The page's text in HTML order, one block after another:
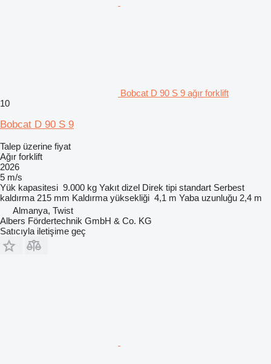
Bobcat D 90 S 9 ağır forklift
10
Bobcat D 90 S 9
Talep üzerine fiyat
Ağır forklift
2026
5 m/s
Yük kapasitesi 9.000 kg Yakıt dizel Direk tipi standart Serbest
kaldırma 215 mm Kaldırma yüksekliği 4,1 m Yaba uzunluğu 2,4 m
Almanya, Twist
Albers Fördertechnik GmbH & Co. KG
Satıcıyla iletişime geç